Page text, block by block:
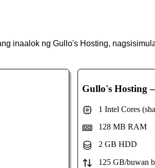
inaalok ng Gullo's Hosting,
Gullo's Hosting
1 Intel Cores
128 MB RAM
2 GB HDD
125 GB/buwan